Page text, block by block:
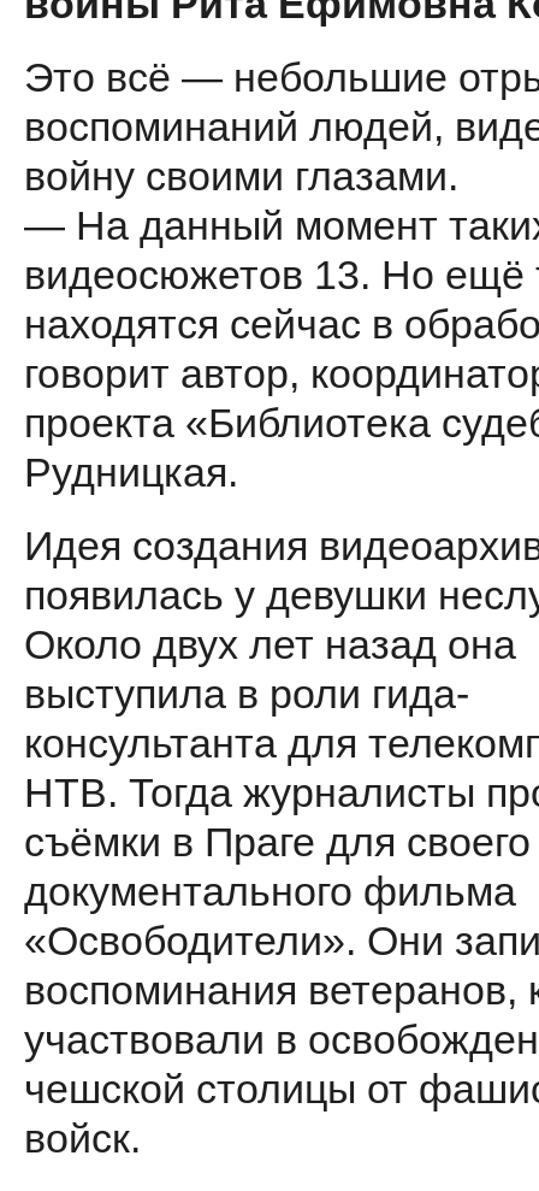
Это всё — небольшие
воспоминаний людей,
войну своими глазами.
— На данный момент
видеосюжетов 13. Но ещё
находятся сейчас в
говорит автор,
проекта «Библиотека
Рудницкая.
Идея создания
появилась у девушки
Около двух лет назад она
выступила в роли гида-
консультанта для
НТВ. Тогда журналисты
съёмки в Праге для своего
документального фильма
«Освободители». Они
воспоминания ветеранов,
участвовали в
чешской столицы от
войск.